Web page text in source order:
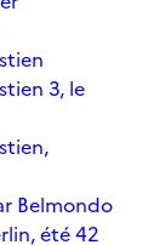
3, le
Belmondo
été 42